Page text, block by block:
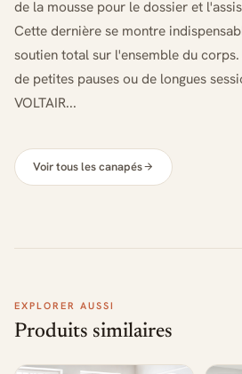
de la mousse pour le dossier et
Cette dernière se montre
soutien total sur l'ensemble du
de petites pauses ou de longues
VOLTAIR...
Voir tous les canapés
EXPLORER AUSSI
Produits similaires